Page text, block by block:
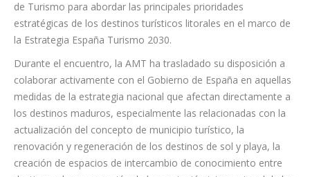
los alcaldes de los municipios integrantes de la Alianza, han
mantenido una reunión de trabajo con la Secretaría de Estado
de Turismo para abordar las principales prioridades
estratégicas de los destinos turísticos litorales en el marco de
la Estrategia España Turismo 2030.
Durante el encuentro, la AMT ha trasladado su disposición a
colaborar activamente con el Gobierno de España en aquellas
medidas de la estrategia nacional que afectan directamente a
los destinos maduros, especialmente las relacionadas con la
actualización del concepto de municipio turístico, la